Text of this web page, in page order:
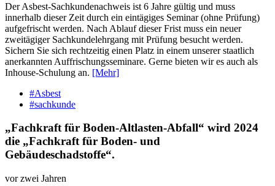
Der Asbest-Sachkundenachweis ist 6 Jahre gültig und muss
innerhalb dieser Zeit durch ein eintägiges Seminar (ohne Prüfung)
aufgefrischt werden. Nach Ablauf dieser Frist muss ein neuer
zweitägiger Sachkundelehrgang mit Prüfung besucht werden.
Sichern Sie sich rechtzeitig einen Platz in einem unserer staatlich
anerkannten Auffrischungsseminare. Gerne bieten wir es auch als
Inhouse-Schulung an. [Mehr]
#Asbest
#sachkunde
„Fachkraft für Boden-Altlasten-Abfall“ wird 2024
die „Fachkraft für Boden- und
Gebäudeschadstoffe“.
vor zwei Jahren